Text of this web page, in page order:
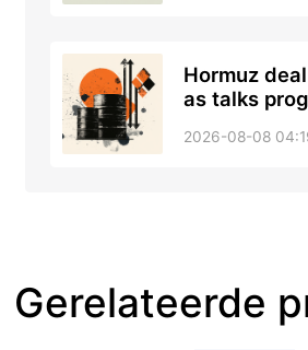
Hormuz
as talks
2026-08-08
Gerelateerde